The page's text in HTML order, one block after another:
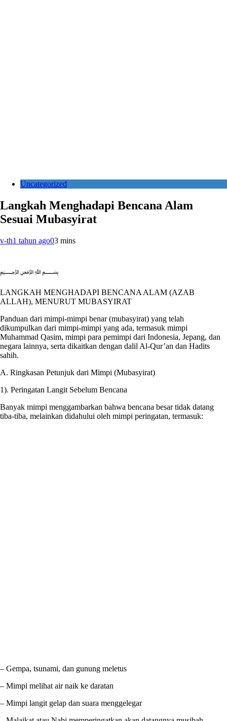
Uncategorized
Langkah Menghadapi Bencana Alam
Sesuai Mubasyirat
v-th1 tahun ago03 mins
﷽
LANGKAH MENGHADAPI BENCANA ALAM (AZAB
ALLAH), MENURUT MUBASYIRAT
Panduan dari mimpi-mimpi benar (mubasyirat) yang telah
dikumpulkan dari mimpi-mimpi yang ada, termasuk mimpi
Muhammad Qasim, mimpi para pemimpi dari Indonesia, Jepang, dan
negara lainnya, serta dikaitkan dengan dalil Al-Qur’an dan Hadits
sahih.
A. Ringkasan Petunjuk dari Mimpi (Mubasyirat)
1). Peringatan Langit Sebelum Bencana
Banyak mimpi menggambarkan bahwa bencana besar tidak datang
tiba-tiba, melainkan didahului oleh mimpi peringatan, termasuk:
– Gempa, tsunami, dan gunung meletus
– Mimpi melihat air naik ke daratan
– Mimpi langit gelap dan suara menggelegar